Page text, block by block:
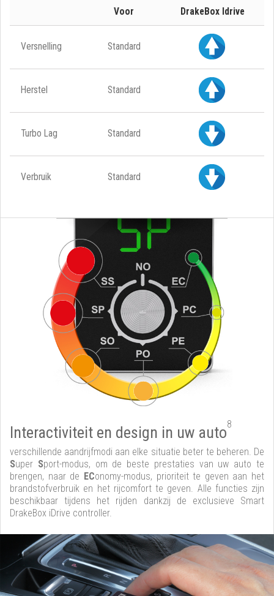
Voor DrakeBox Idrive
Versnelling Standard
Herstel Standard
Turbo Lag Standard
Verbruik Standard
Interactiviteit en design in uw auto8
verschillende aandrijfmodi aan elke situatie beter te beheren. De
Super Sport-modus, om de beste prestaties van uw auto te
brengen, naar de EConomy-modus, prioriteit te geven aan het
brandstofverbruik en het rijcomfort te geven. Alle functies zijn
beschikbaar tijdens het rijden dankzij de exclusieve Smart
DrakeBox iDrive controller.